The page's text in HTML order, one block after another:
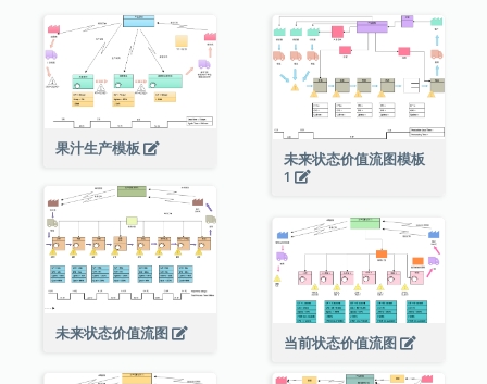
果汁生产模板
未来状态价值流图模板
1
未来状态价值流图 当前状态价值流图